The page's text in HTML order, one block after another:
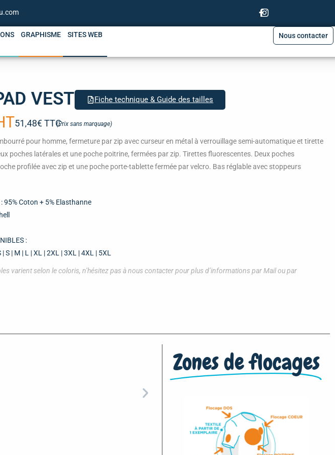
GRAPHISME SITES WEB Nous contacter
VEST Fiche technique & Guide des tailles
51,48€ TTC(Prix sans marquage)
pour homme, fermeture par zip avec curseur en métal à verrouillage semi-automatique et tirette
poches latérales et une poche poitrine, fermées par zip. Tirettes fluorescentes. Deux poches
profilée avec zip et une poche porte-tablette fermée par velcro. Bas réglable avec stoppeurs
95% Coton + 5% Elasthanne
:
S | M | L | XL | 2XL | 3XL | 4XL | 5XL
varient selon le coloris, n’hésitez pas à nous contacter pour plus d’informations par Mail ou par
Zones de flocages